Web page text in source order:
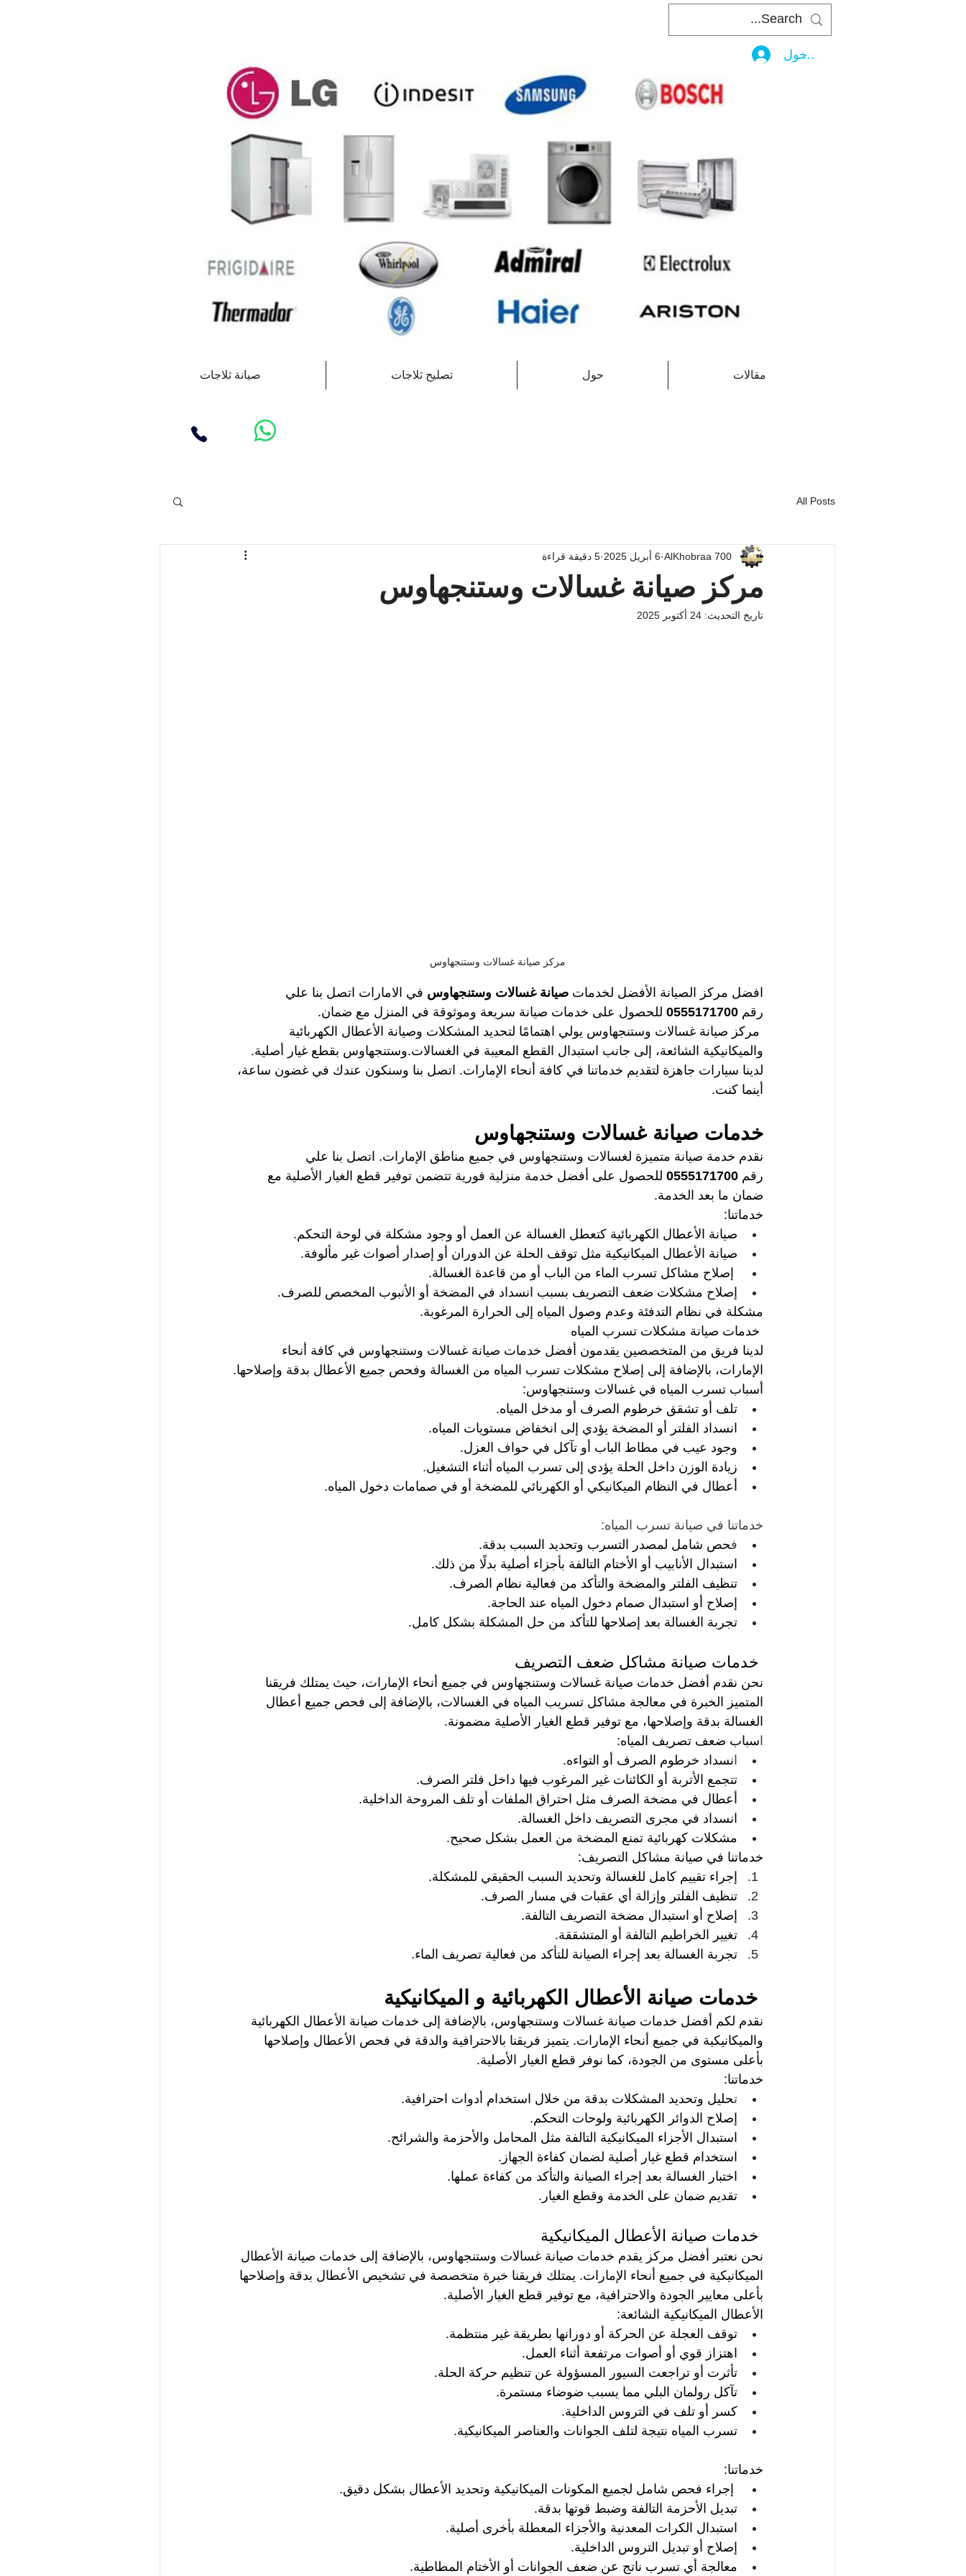
تسجيل الدخول
صيانة ثلاجات تصليح ثلاجات حول مقالات
All Posts
مركز صيانة غسالات وستنجهاوس
AlKhobraa 700 6 أبريل 2025 5 دقيقة قراءة
تاريخ التحديث: 24 أكتوبر 2025
مركز صيانة غسالات وستنجهاوس
افضل مركز الصيانة الأفضل لخدمات صيانة غسالات وستنجهاوس في الامارات اتصل بنا علي
رقم 0555171700 للحصول على خدمات صيانة سريعة وموثوقة في المنزل مع ضمان.
مركز صيانة غسالات وستنجهاوس يولي اهتمامًا لتحديد المشكلات وصيانة الأعطال الكهربائية
والميكانيكية الشائعة، إلى جانب استبدال القطع المعيبة في الغسالات.وستنجهاوس بقطع غيار أصلية.
لدينا سيارات جاهزة لتقديم خدماتنا في كافة أنحاء الإمارات. اتصل بنا وسنكون عندك في غضون ساعة،
أينما كنت.
خدمات صيانة غسالات وستنجهاوس
نقدم خدمة صيانة متميزة لغسالات وستنجهاوس في جميع مناطق الإمارات. اتصل بنا علي
رقم 0555171700 للحصول على أفضل خدمة منزلية فورية تتضمن توفير قطع الغيار الأصلية مع
ضمان ما بعد الخدمة.
خدماتنا:
صيانة الأعطال الكهربائية كتعطل الغسالة عن العمل أو وجود مشكلة في لوحة التحكم.
صيانة الأعطال الميكانيكية مثل توقف الحلة عن الدوران أو إصدار أصوات غير مألوفة.
إصلاح مشاكل تسرب الماء من الباب أو من قاعدة الغسالة.
إصلاح مشكلات ضعف التصريف بسبب انسداد في المضخة أو الأنبوب المخصص للصرف.
مشكلة في نظام التدفئة وعدم وصول المياه إلى الحرارة المرغوبة.
خدمات صيانة مشكلات تسرب المياه
لدينا فريق من المتخصصين يقدمون أفضل خدمات صيانة غسالات وستنجهاوس في كافة أنحاء
الإمارات، بالإضافة إلى إصلاح مشكلات تسرب المياه من الغسالة وفحص جميع الأعطال بدقة وإصلاحها.
أسباب تسرب المياه في غسالات وستنجهاوس:
تلف أو تشقق خرطوم الصرف أو مدخل المياه.
انسداد الفلتر أو المضخة يؤدي إلى انخفاض مستويات المياه.
وجود عيب في مطاط الباب أو تآكل في حواف العزل.
زيادة الوزن داخل الحلة يؤدي إلى تسرب المياه أثناء التشغيل.
أعطال في النظام الميكانيكي أو الكهربائي للمضخة أو في صمامات دخول المياه.
خدماتنا في صيانة تسرب المياه:
فحص شامل لمصدر التسرب وتحديد السبب بدقة.
استبدال الأنابيب أو الأختام التالفة بأجزاء أصلية بدلًا من ذلك.
تنظيف الفلتر والمضخة والتأكد من فعالية نظام الصرف.
إصلاح أو استبدال صمام دخول المياه عند الحاجة.
تجربة الغسالة بعد إصلاحها للتأكد من حل المشكلة بشكل كامل.
خدمات صيانة مشاكل ضعف التصريف
نحن نقدم أفضل خدمات صيانة غسالات وستنجهاوس في جميع أنحاء الإمارات، حيث يمتلك فريقنا
المتميز الخبرة في معالجة مشاكل تسريب المياه في الغسالات، بالإضافة إلى فحص جميع أعطال
الغسالة بدقة وإصلاحها، مع توفير قطع الغيار الأصلية مضمونة.
اسباب ضعف تصريف المياه:
انسداد خرطوم الصرف أو التواءه.
تتجمع الأتربة أو الكائنات غير المرغوب فيها داخل فلتر الصرف.
أعطال في مضخة الصرف مثل احتراق الملفات أو تلف المروحة الداخلية.
انسداد في مجرى التصريف داخل الغسالة.
مشكلات كهربائية تمنع المضخة من العمل بشكل صحيح.
خدماتنا في صيانة مشاكل التصريف:
إجراء تقييم كامل للغسالة وتحديد السبب الحقيقي للمشكلة.
تنظيف الفلتر وإزالة أي عقبات في مسار الصرف.
إصلاح أو استبدال مضخة التصريف التالفة.
تغيير الخراطيم التالفة أو المتشققة.
تجربة الغسالة بعد إجراء الصيانة للتأكد من فعالية تصريف الماء.
خدمات صيانة الأعطال الكهربائية و الميكانيكية
نقدم لكم أفضل خدمات صيانة غسالات وستنجهاوس، بالإضافة إلى خدمات صيانة الأعطال الكهربائية
والميكانيكية في جميع أنحاء الإمارات. يتميز فريقنا بالاحترافية والدقة في فحص الأعطال وإصلاحها
بأعلى مستوى من الجودة، كما نوفر قطع الغيار الأصلية.
خدماتنا:
تحليل وتحديد المشكلات بدقة من خلال استخدام أدوات احترافية.
إصلاح الدوائر الكهربائية ولوحات التحكم.
استبدال الأجزاء الميكانيكية التالفة مثل المحامل والأحزمة والشرائح.
استخدام قطع غيار أصلية لضمان كفاءة الجهاز.
اختبار الغسالة بعد إجراء الصيانة والتأكد من كفاءة عملها.
تقديم ضمان على الخدمة وقطع الغيار.
خدمات صيانة الأعطال الميكانيكية
نحن نعتبر أفضل مركز يقدم خدمات صيانة غسالات وستنجهاوس، بالإضافة إلى خدمات صيانة الأعطال
الميكانيكية في جميع أنحاء الإمارات. يمتلك فريقنا خبرة متخصصة في تشخيص الأعطال بدقة وإصلاحها
بأعلى معايير الجودة والاحترافية، مع توفير قطع الغيار الأصلية.
الأعطال الميكانيكية الشائعة:
توقف العجلة عن الحركة أو دورانها بطريقة غير منتظمة.
اهتزاز قوي أو أصوات مرتفعة أثناء العمل.
تأثرت أو تراجعت السيور المسؤولة عن تنظيم حركة الحلة.
تآكل رولمان البلي مما يسبب ضوضاء مستمرة.
كسر أو تلف في التروس الداخلية.
تسرب المياه نتيجة لتلف الجوانات والعناصر الميكانيكية.
خدماتنا:
إجراء فحص شامل لجميع المكونات الميكانيكية وتحديد الأعطال بشكل دقيق.
تبديل الأحزمة التالفة وضبط قوتها بدقة.
استبدال الكرات المعدنية والأجزاء المعطلة بأخرى أصلية.
إصلاح أو تبديل التروس الداخلية.
معالجة أي تسرب ناتج عن ضعف الجوانات أو الأختام المطاطية.